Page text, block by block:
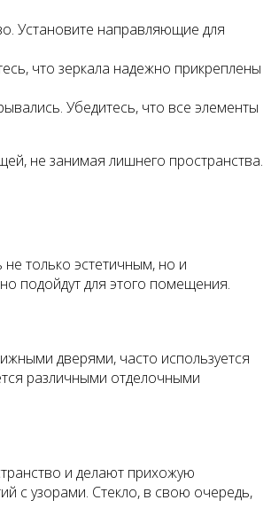
Установите направляющие для
что зеркала надежно прикреплены
Убедитесь, что все элементы
не занимая лишнего пространства.
только эстетичным, но и
подойдут для этого помещения.
дверями, часто используется
различными отделочными
и делают прихожую
с узорами. Стекло, в свою очередь,